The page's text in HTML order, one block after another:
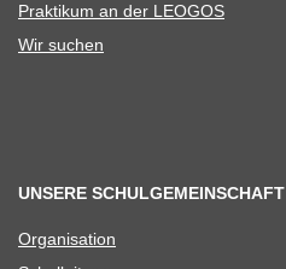
Prak­ti­kum an der LEOGOS
Wir suchen
UNSERE SCHULGEMEINSCHAFT
Orga­ni­sa­tion